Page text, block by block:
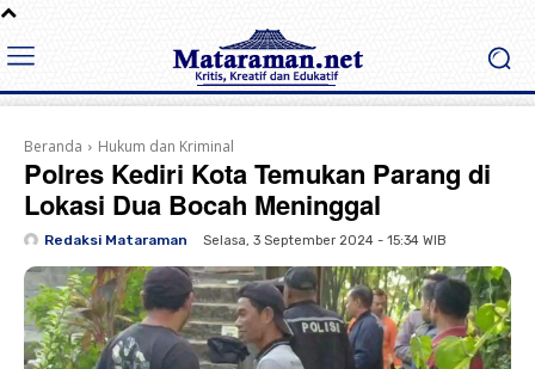
Beranda Hukum dan Kriminal
Polres Kediri Kota Temukan Parang di
Lokasi Dua Bocah Meninggal
Redaksi Mataraman Selasa, 3 September 2024 - 15:34 WIB